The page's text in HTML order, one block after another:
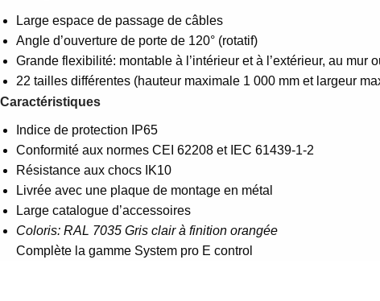
Large espace de passage de câbles
Angle d’ouverture de porte de 120° (rotatif)
Grande flexibilité: montable à l’intérieur et à l’extérieur, au mur
22 tailles différentes (hauteur maximale 1 000 mm et largeur
Caractéristiques
Indice de protection IP65
Conformité aux normes CEI 62208 et IEC 61439-1-2
Résistance aux chocs IK10
Livrée avec une plaque de montage en métal
Large catalogue d’accessoires
Coloris: RAL 7035 Gris clair à finition orangée
Complète la gamme System pro E control